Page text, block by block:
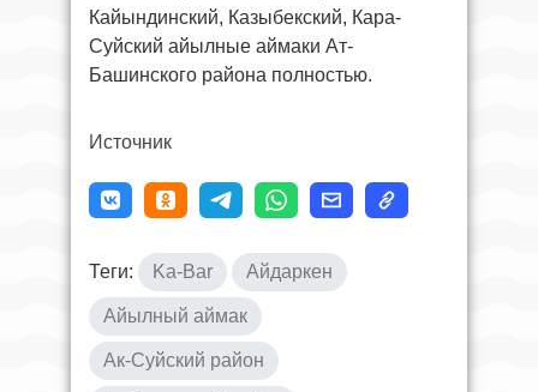
Кайындинский, Казыбекский, Кара-
Суйский айылные аймаки Ат-
Башинского района полностью.
Источник
Теги: Ka-Bar Айдаркен
Айылный аймак
Ак-Суйский район